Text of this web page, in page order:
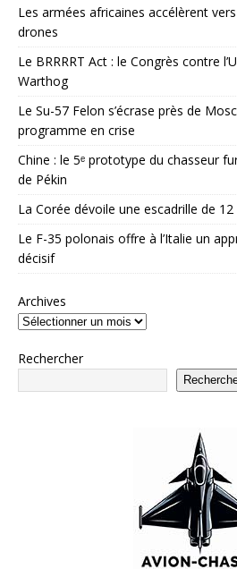
Les armées africaines accélèrent
drones
Le BRRRRT Act : le Congrès contre
Warthog
Le Su-57 Felon s’écrase près de
programme en crise
Chine : le 5ᵉ prototype du chasseur
de Pékin
La Corée dévoile une escadrille de
Le F-35 polonais offre à l’Italie un
décisif
Archives
Rechercher